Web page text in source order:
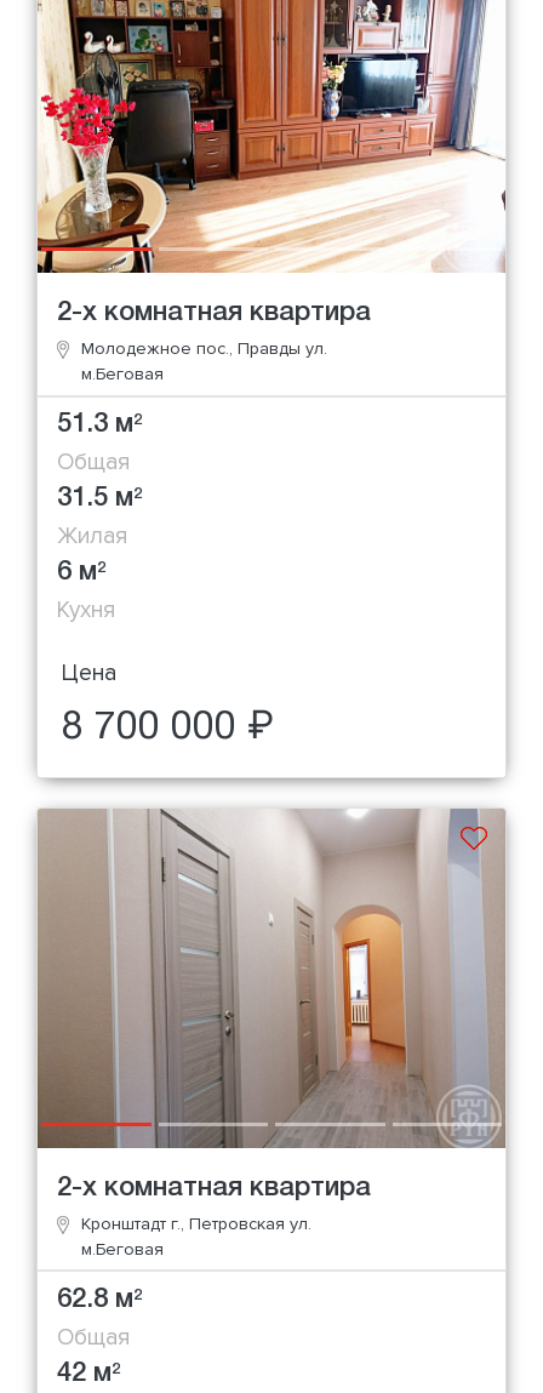
2-х комнатная квартира
Молодежное пос., Правды ул.
м.Беговая
51.3 м2
Общая
31.5 м2
Жилая
6 м2
Кухня
Цена
8 700 000 ₽
2-х комнатная квартира
Кронштадт г., Петровская ул.
м.Беговая
62.8 м2
Общая
42 м2